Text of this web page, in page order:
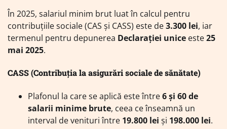
În 2025, salariul minim brut luat în calcul pentru
contribuțiile sociale (CAS și CASS) este de3.300 lei, iar
termenul pentru depunerea Declarației unice este25
mai 2025.
CASS (Contribuția la asigurări sociale de sănătate)
Plafonul la care se aplică este între6 și 60 de
salarii minime brute, ceea ce înseamnă un
interval de venituri între 19.800 lei și 198.000 lei.